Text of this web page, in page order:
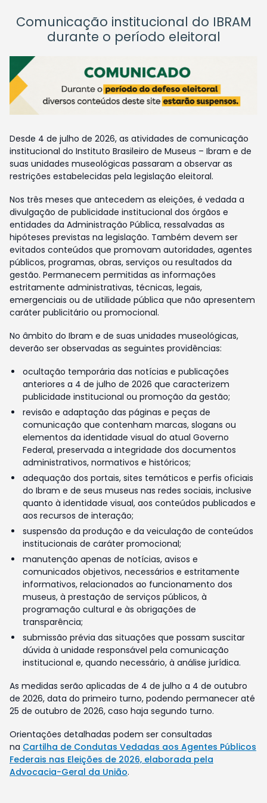
Comunicação institucional do IBRAM
durante o período eleitoral
Desde 4 de julho de 2026, as atividades de comunicação
institucional do Instituto Brasileiro de Museus – Ibram e de
suas unidades museológicas passaram a observar as
restrições estabelecidas pela legislação eleitoral.
Nos três meses que antecedem as eleições, é vedada a
divulgação de publicidade institucional dos órgãos e
entidades da Administração Pública, ressalvadas as
hipóteses previstas na legislação. Também devem ser
evitados conteúdos que promovam autoridades, agentes
públicos, programas, obras, serviços ou resultados da
gestão. Permanecem permitidas as informações
estritamente administrativas, técnicas, legais,
emergenciais ou de utilidade pública que não apresentem
caráter publicitário ou promocional.
No âmbito do Ibram e de suas unidades museológicas,
deverão ser observadas as seguintes providências:
ocultação temporária das notícias e publicações
anteriores a 4 de julho de 2026 que caracterizem
publicidade institucional ou promoção da gestão;
revisão e adaptação das páginas e peças de
comunicação que contenham marcas, slogans ou
elementos da identidade visual do atual Governo
Federal, preservada a integridade dos documentos
administrativos, normativos e históricos;
adequação dos portais, sites temáticos e perfis oficiais
do Ibram e de seus museus nas redes sociais, inclusive
quanto à identidade visual, aos conteúdos publicados e
aos recursos de interação;
suspensão da produção e da veiculação de conteúdos
institucionais de caráter promocional;
manutenção apenas de notícias, avisos e
comunicados objetivos, necessários e estritamente
informativos, relacionados ao funcionamento dos
museus, à prestação de serviços públicos, à
programação cultural e às obrigações de
transparência;
submissão prévia das situações que possam suscitar
dúvida à unidade responsável pela comunicação
institucional e, quando necessário, à análise jurídica.
As medidas serão aplicadas de 4 de julho a 4 de outubro
de 2026, data do primeiro turno, podendo permanecer até
25 de outubro de 2026, caso haja segundo turno.
Orientações detalhadas podem ser consultadas
na Cartilha de Condutas Vedadas aos Agentes Públicos
Federais nas Eleições de 2026, elaborada pela
Advocacia-Geral da União.